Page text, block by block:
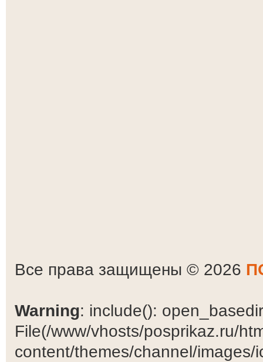
Все права защищены © 2026
Warning: include():
File(/www/vhosts/posprikaz.ru/
content/themes/channel/